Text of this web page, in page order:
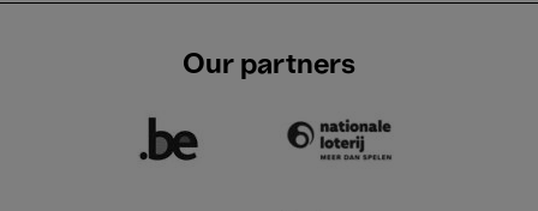
Our partners